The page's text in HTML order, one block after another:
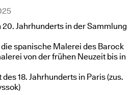
Jahrhunderts in der Sammlung
die spanische Malerei des Barock
von der frühen Neuzeit bis in
18. Jahrhunderts in Paris (zus.